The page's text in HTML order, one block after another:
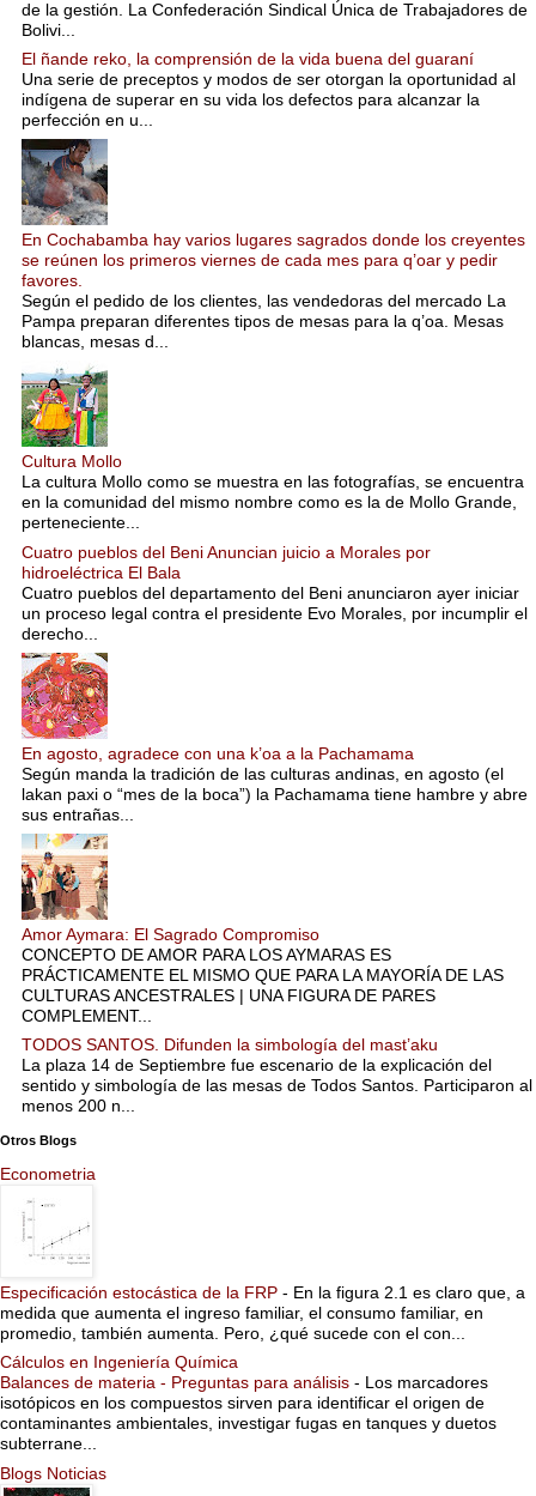
de la gestión. La Confederación Sindical Única de Trabajadores de
Bolivi...
El ñande reko, la comprensión de la vida buena del guaraní
Una serie de preceptos y modos de ser otorgan la oportunidad al
indígena de superar en su vida los defectos para alcanzar la
perfección en u...
En Cochabamba hay varios lugares sagrados donde los creyentes
se reúnen los primeros viernes de cada mes para q’oar y pedir
favores.
Según el pedido de los clientes, las vendedoras del mercado La
Pampa preparan diferentes tipos de mesas para la q’oa. Mesas
blancas, mesas d...
Cultura Mollo
La cultura Mollo como se muestra en las fotografías, se encuentra
en la comunidad del mismo nombre como es la de Mollo Grande,
perteneciente...
Cuatro pueblos del Beni Anuncian juicio a Morales por
hidroeléctrica El Bala
Cuatro pueblos del departamento del Beni anunciaron ayer iniciar
un proceso legal contra el presidente Evo Morales, por incumplir el
derecho...
En agosto, agradece con una k’oa a la Pachamama
Según manda la tradición de las culturas andinas, en agosto (el
lakan paxi o “mes de la boca”) la Pachamama tiene hambre y abre
sus entrañas...
Amor Aymara: El Sagrado Compromiso
CONCEPTO DE AMOR PARA LOS AYMARAS ES
PRÁCTICAMENTE EL MISMO QUE PARA LA MAYORÍA DE LAS
CULTURAS ANCESTRALES | UNA FIGURA DE PARES
COMPLEMENT...
TODOS SANTOS. Difunden la simbología del mast’aku
La plaza 14 de Septiembre fue escenario de la explicación del
sentido y simbología de las mesas de Todos Santos. Participaron al
menos 200 n...
Otros Blogs
Econometria
Especificación estocástica de la FRP - En la figura 2.1 es claro que, a
medida que aumenta el ingreso familiar, el consumo familiar, en
promedio, también aumenta. Pero, ¿qué sucede con el con...
Cálculos en Ingeniería Química
Balances de materia - Preguntas para análisis - Los marcadores
isotópicos en los compuestos sirven para identificar el origen de
contaminantes ambientales, investigar fugas en tanques y duetos
subterrane...
Blogs Noticias